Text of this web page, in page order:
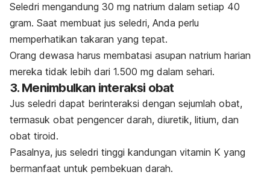
Seledri mengandung 30 mg natrium dalam setiap 40
gram. Saat membuat jus seledri, Anda perlu
memperhatikan takaran yang tepat.
Orang dewasa harus membatasi asupan natrium harian
mereka tidak lebih dari 1.500 mg dalam sehari.
3. Menimbulkan interaksi obat
Jus seledri dapat berinteraksi dengan sejumlah obat,
termasuk obat pengencer darah, diuretik, litium, dan
obat tiroid.
Pasalnya, jus seledri tinggi kandungan vitamin K yang
bermanfaat untuk pembekuan darah.